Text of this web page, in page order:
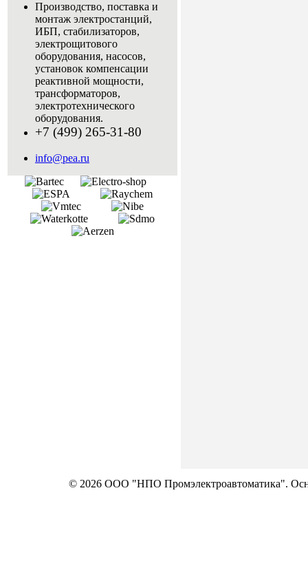
Производство, поставка и
монтаж электростанций,
ИБП, стабилизаторов,
электрощитового
оборудования, насосов,
установок компенсации
реактивной мощности,
трансформаторов,
электротехнического
оборудования.
+7 (499) 265-31-80
info@pea.ru
© 2026 ООО "НПО Промэлектроавтоматика".